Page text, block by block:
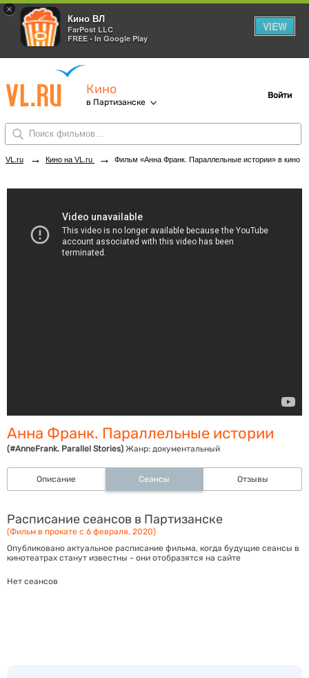
×
Кино ВЛ
FarPost LLC
FREE - In Google Play
VIEW
Кино
в Партизанске
Войти
VL.ru → Кино на VL.ru → Фильм «Анна Франк. Параллельные истории» в кинотеатрах Партизанска. Купить билеты!
Анна Франк. Параллельные истории
(#AnneFrank. Parallel Stories) Жанр: документальный
Описание Сеансы Отзывы
Расписание сеансов в Партизанске
(Фильм в прокате с 6 февраля, 2020)
Опубликовано актуальное расписание фильма, когда будущие сеансы в
кинотеатрах станут известны - они отобразятся на сайте
Нет сеансов